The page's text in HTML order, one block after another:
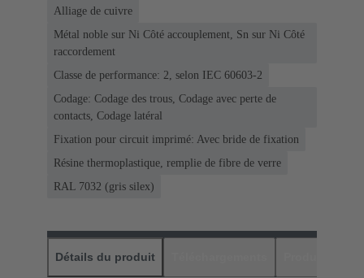
Alliage de cuivre
Métal noble sur Ni Côté accouplement, Sn sur Ni Côté
raccordement
Classe de performance: 2, selon IEC 60603-2
Codage: Codage des trous, Codage avec perte de
contacts, Codage latéral
Fixation pour circuit imprimé: Avec bride de fixation
Résine thermoplastique, remplie de fibre de verre
RAL 7032 (gris silex)
Détails du produit